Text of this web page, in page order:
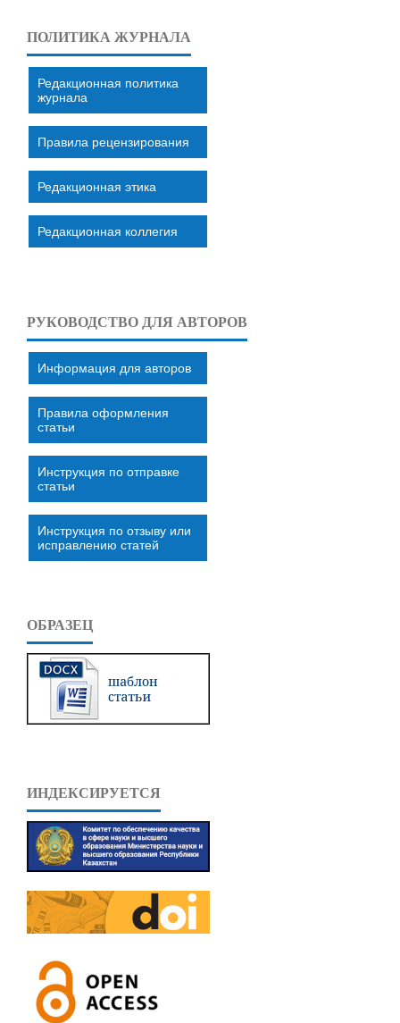
ПОЛИТИКА ЖУРНАЛА
Редакционная политика
журнала
Правила рецензирования
Редакционная этика
Редакционная коллегия
РУКОВОДСТВО ДЛЯ АВТОРОВ
Информация для авторов
Правила оформления
статьи
Инструкция по отправке
статьи
Инструкция по отзыву или
исправлению статей
ОБРАЗЕЦ
ИНДЕКСИРУЕТСЯ